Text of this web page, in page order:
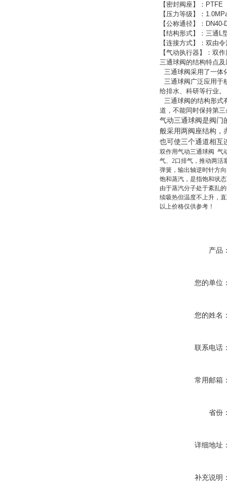
【密封阀座】： PTFE
【压力等级】：
【公称通径】： DN40-
【结构形式】：三通 L
【连接方式】：双由
【气动执行器】：双
三通球阀的结构特点
三通球阀采用了一体
三通球阀广泛应用于
给排水、科研等行业。
三通球阀的结构形式
道，不能同时保持第
气动三通球阀是阀门
般采用两阀座结构，
也可使三个通道相互
双作用气动三通球阀 气
气、2口排气，推动两活
弹簧，输出轴逆时针方
饱和蒸汽，是指饱和状
由于蒸汽分子处于紊乱
续吸热但温度不上升，
以上价格仅供参考！
产品
您的单位
您的姓名
联系电话
常用邮箱
省份
详细地址
补充说明